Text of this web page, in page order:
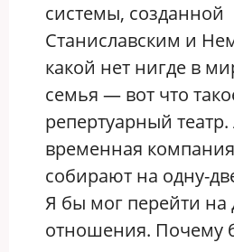
системы, созданной
Станиславским и
какой нет нигде в
семья — вот что
репертуарный
временная
собирают на одну-
Я бы мог перейти на
отношения. Почему